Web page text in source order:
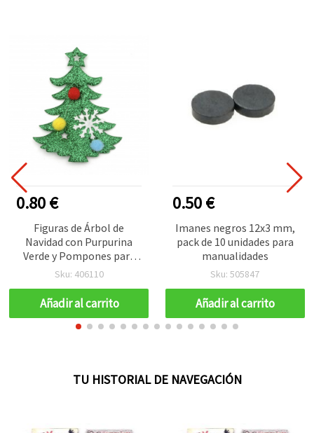
0.80 €
Figuras de Árbol de
Navidad con Purpurina
Verde y Pompones para
Manualidades, 80 x 75 mm
Sku: 406110
Añadir al carrito
0.50 €
Imanes negros 12x3 mm,
pack de 10 unidades para
manualidades
Sku: 505847
Añadir al carrito
TU HISTORIAL DE NAVEGACIÓN